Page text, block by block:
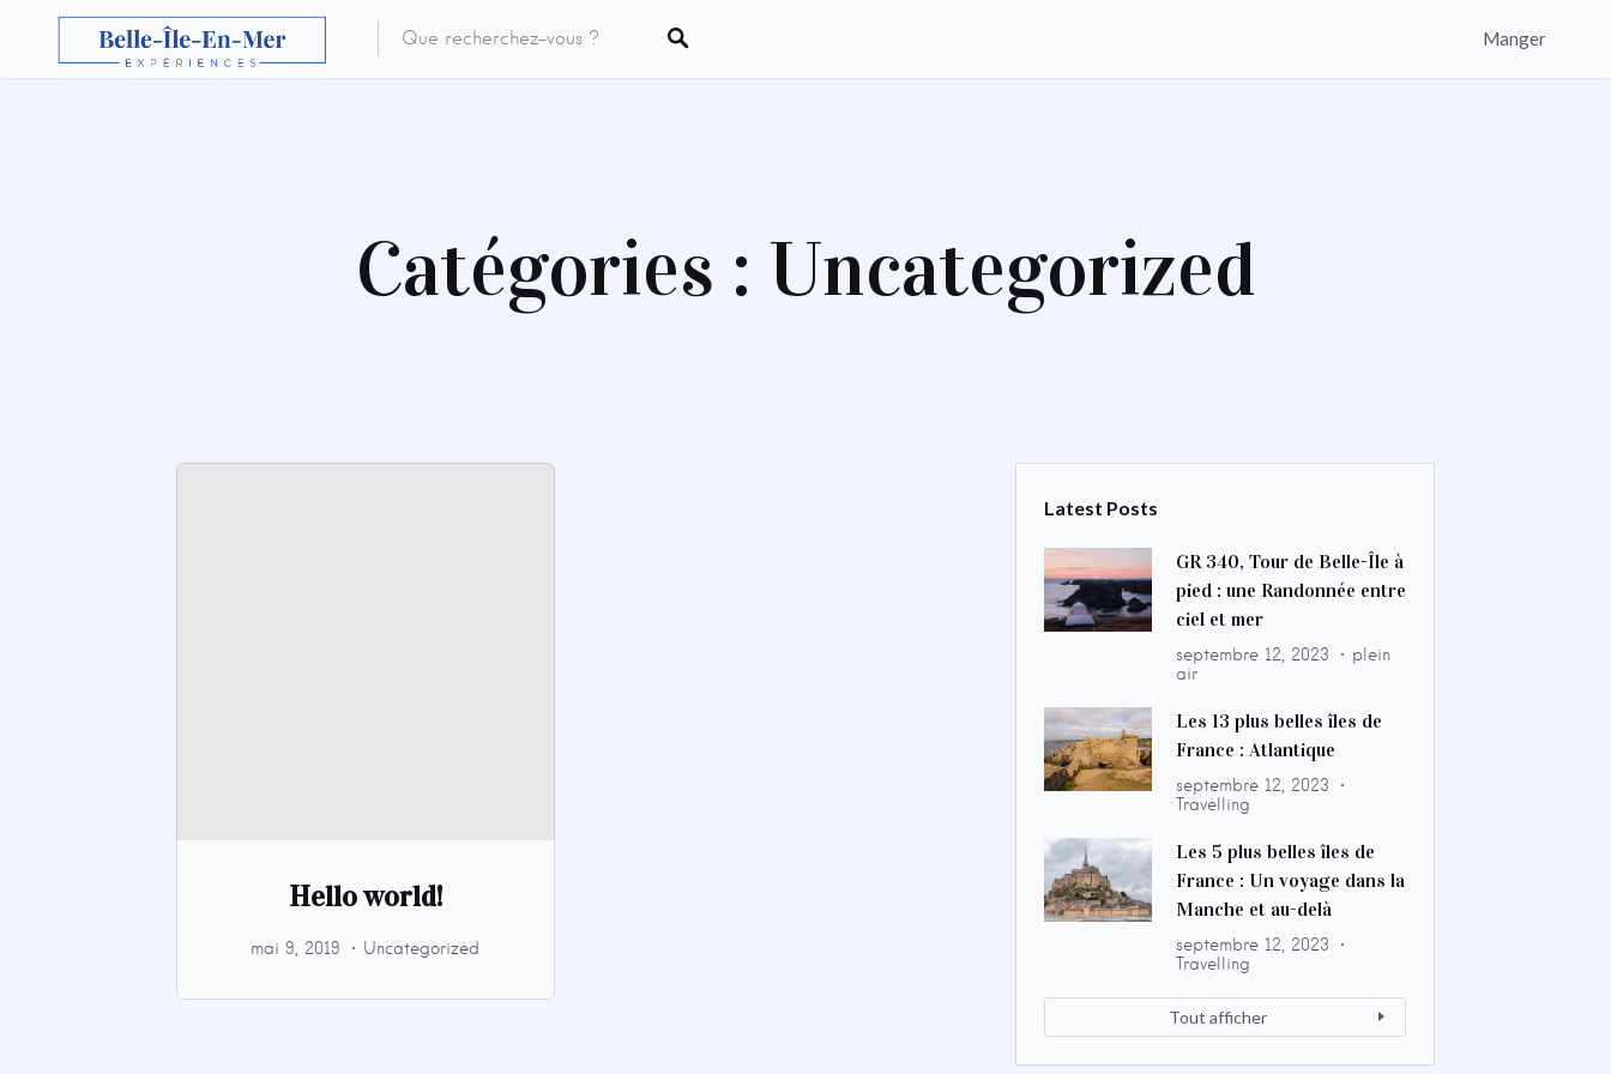
Manger
Catégories : Uncategorized
Hello world!
mai 9, 2019 Uncategorized
Latest Posts
GR 340, Tour de Belle-Île à
pied : une Randonnée entre
ciel et mer
septembre 12, 2023
plein
air
Les 13 plus belles îles de
France : Atlantique
septembre 12, 2023
Travelling
Les 5 plus belles îles de
France : Un voyage dans la
Manche et au-delà
septembre 12, 2023
Travelling
Tout afficher